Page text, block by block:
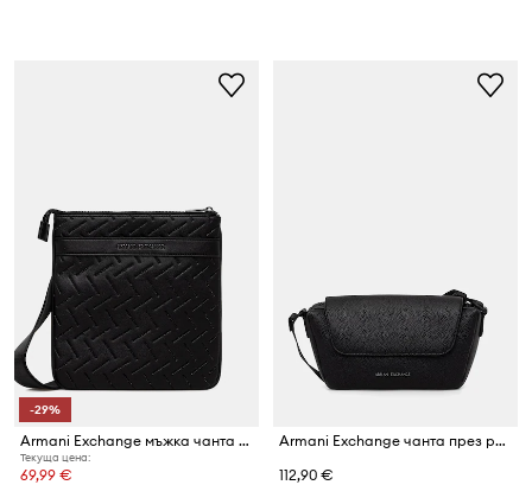
-29%
Armani Exchange мъжка чанта през рамо от имитация на кожа
Текуща цена:
69,99 €
Armani Exchange чанта през рамо мъжка
112,90 €